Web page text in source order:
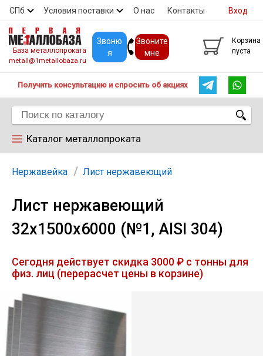
СПб Условия поставки О нас Контакты
Скидки Прайс Покупателям
Вход
База металлопроката
metall@1metallobaza.ru
Звоню
я
Звоните
мне
Корзина
пуста
Получить консультацию и спросить об акциях
Каталог металлопроката
Арматура
Труба профильная
Лист
Уголок
Нержавейка Лист нержавеющий
Лист нержавеющий
32х1500х6000 (№1, AISI 304)
Сегодня действует скидка 3000 ₽ с тонны для
физ. лиц (перерасчет цены в корзине)